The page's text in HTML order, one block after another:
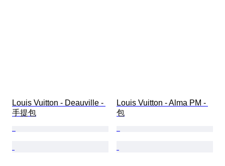
Louis Vuitton - Deauville -
手提包
Louis Vuitton - Alma PM -
包